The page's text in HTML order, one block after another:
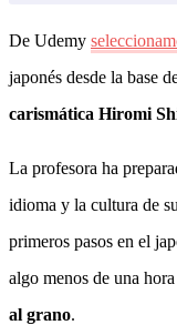
De Udemy
japonés desde la base
carismática Hiromi
La profesora ha
idioma y la cultura de
primeros pasos en el
algo menos de una
al grano.